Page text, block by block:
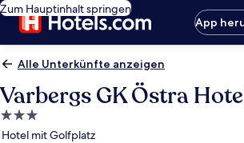
Zum Hauptinhalt springen
App
Alle Unterkünfte anzeigen
Varbergs GK Östra
3.0-
Sterne-
Hotel mit Golfplatz